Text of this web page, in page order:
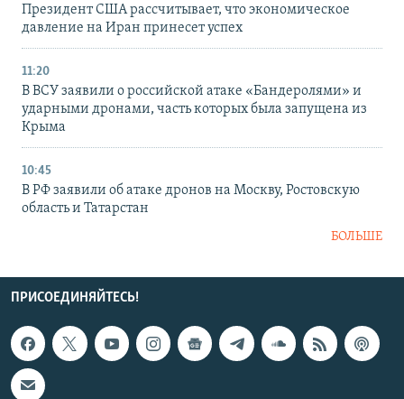
Президент США рассчитывает, что экономическое
давление на Иран принесет успех
11:20
В ВСУ заявили о российской атаке «Бандеролями» и
ударными дронами, часть которых была запущена из
Крыма
10:45
В РФ заявили об атаке дронов на Москву, Ростовскую
область и Татарстан
БОЛЬШЕ
ПРИСОЕДИНЯЙТЕСЬ!